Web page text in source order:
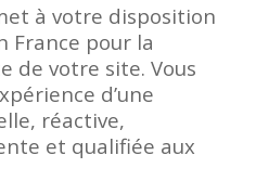
à votre disposition
France pour la
de votre site. Vous
d’une
réactive,
et qualifiée aux